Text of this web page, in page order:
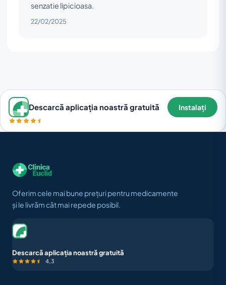
senzatie lipicioasa.
22/02/2025
Descarcă aplicația noastră gratuită Instalați
Oferim cele mai bune prețuri pentru medicamente
și le livrăm cât mai repede posibil.
Descarcă aplicația noastră gratuită
4,3